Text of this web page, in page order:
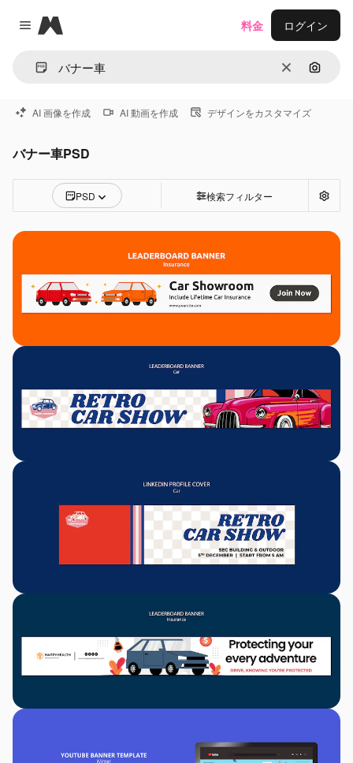
Close menu
Magnific
消去 画像で
料金 ログイン
AI 画像を作成 AI 動画を作成 デザインをカスタマイズ
バナー車PSD
PSD 検索フィルター